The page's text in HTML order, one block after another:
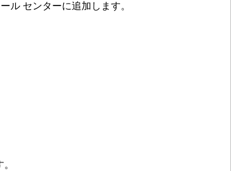
ル センターに追加します。